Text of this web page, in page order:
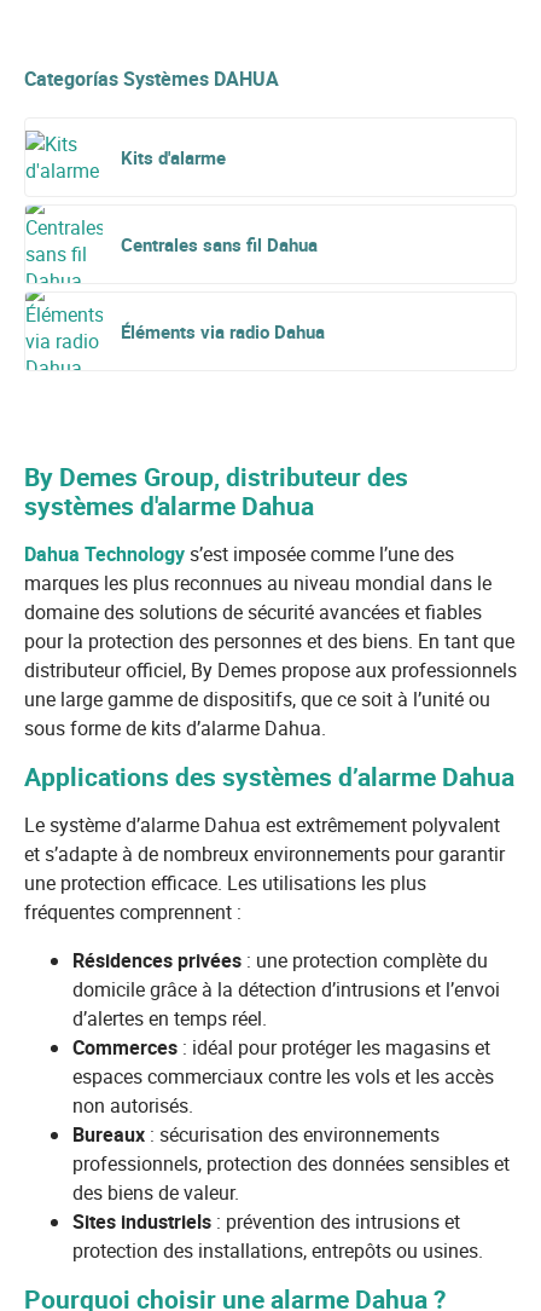
Categorías Systèmes DAHUA
Kits d'alarme
Centrales sans fil Dahua
Éléments via radio Dahua
By Demes Group, distributeur des
systèmes d'alarme Dahua
Dahua Technologys’est imposée comme l’une des
marques les plus reconnues au niveau mondial dans le
domaine des solutions de sécurité avancées et fiables
pour la protection des personnes et des biens. En tant que
distributeur officiel, By Demes propose aux professionnels
une large gamme de dispositifs, que ce soit à l’unité ou
sous forme de kits d’alarme Dahua.
Applications des systèmes d’alarme Dahua
Le système d’alarme Dahua est extrêmement polyvalent
et s’adapte à de nombreux environnements pour garantir
une protection efficace. Les utilisations les plus
fréquentes comprennent :
Résidences privées : une protection complète du
domicile grâce à la détection d’intrusions et l’envoi
d’alertes en temps réel.
Commerces : idéal pour protéger les magasins et
espaces commerciaux contre les vols et les accès
non autorisés.
Bureaux : sécurisation des environnements
professionnels, protection des données sensibles et
des biens de valeur.
Sites industriels : prévention des intrusions et
protection des installations, entrepôts ou usines.
Pourquoi choisir une alarme Dahua ?